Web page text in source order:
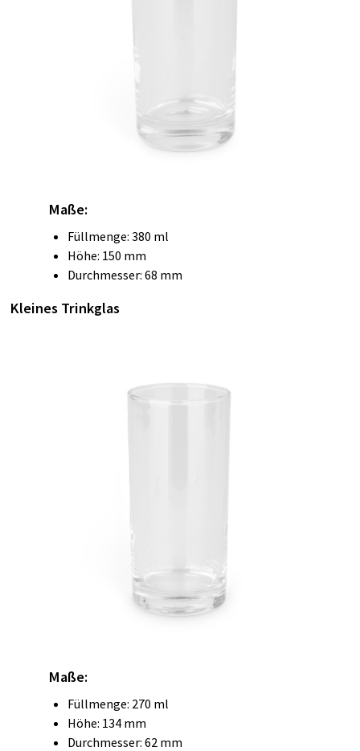
Maße:
Füllmenge: 380 ml
Höhe: 150 mm
Durchmesser: 68 mm
Kleines Trinkglas
Maße:
Füllmenge: 270 ml
Höhe: 134 mm
Durchmesser: 62 mm